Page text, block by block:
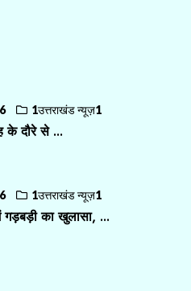
1उत्तराखंड न्यूज़1
के दौरे से ...
1उत्तराखंड न्यूज़1
गड़बड़ी का खुलासा, ...